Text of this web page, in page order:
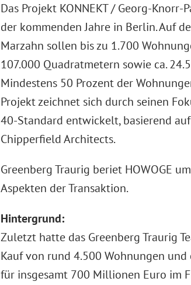
Das Projekt KONNEKT / Georg-
der kommenden Jahre in Berlin. Auf
Marzahn sollen bis zu 1.700
107.000 Quadratmetern sowie ca.
Mindestens 50 Prozent der
Projekt zeichnet sich durch seinen
40-Standard entwickelt, basierend
Chipperfield Architects.
Greenberg Traurig beriet HOWOGE
Aspekten der Transaktion.
Hintergrund:
Zuletzt hatte das Greenberg Traurig
Kauf von rund 4.500 Wohnungen
für insgesamt 700 Millionen Euro im